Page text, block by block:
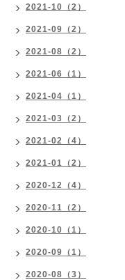
2021-10（2）
2021-09（2）
2021-08（2）
2021-06（1）
2021-04（1）
2021-03（2）
2021-02（4）
2021-01（2）
2020-12（4）
2020-11（2）
2020-10（1）
2020-09（1）
2020-08（3）